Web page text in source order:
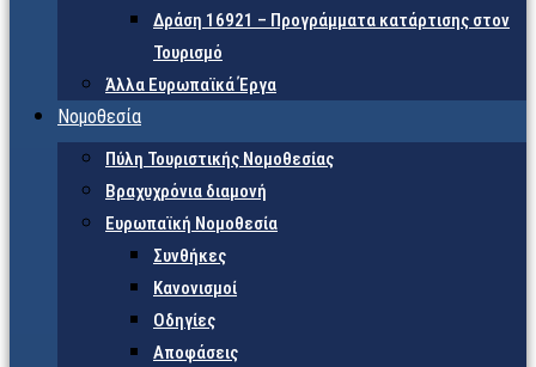
Δράση 16921 – Προγράμματα κατάρτισης στον
Τουρισμό
Άλλα Ευρωπαϊκά Έργα
Νομοθεσία
Πύλη Τουριστικής Νομοθεσίας
Βραχυχρόνια διαμονή
Ευρωπαϊκή Νομοθεσία
Συνθήκες
Κανονισμοί
Οδηγίες
Αποφάσεις